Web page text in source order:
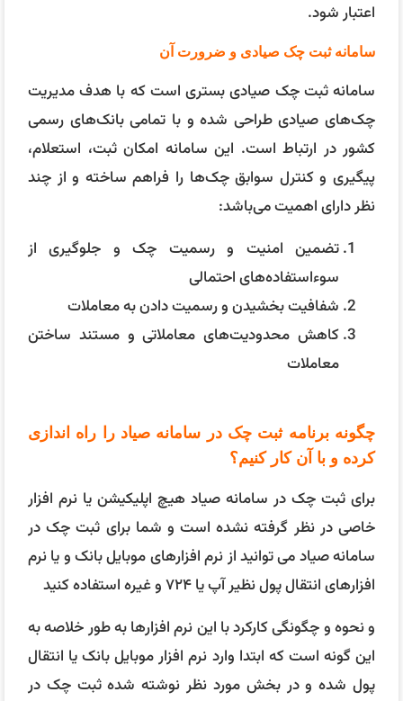
اعتبار شود.
سامانه ثبت چک صیادی و ضرورت آن
سامانه ثبت چک صیادی بستری است که با هدف مدیریت
چک‌های صیادی طراحی شده و با تمامی بانک‌های رسمی
کشور در ارتباط است. این سامانه امکان ثبت، استعلام،
پیگیری و کنترل سوابق چک‌ها را فراهم ساخته و از چند
نظر دارای اهمیت می‌باشد:
تضمین امنیت و رسمیت چک و جلوگیری از
سوءاستفاده‌های احتمالی
شفافیت بخشیدن و رسمیت دادن به معاملات
کاهش محدودیت‌های معاملاتی و مستند ساختن
معاملات
چگونه برنامه ثبت چک در سامانه صیاد را راه اندازی
کرده و با آن کار کنیم؟
برای ثبت چک در سامانه صیاد هیچ اپلیکیشن یا نرم افزار
خاصی در نظر گرفته نشده است و شما برای ثبت چک در
سامانه صیاد می توانید از نرم افزارهای موبایل بانک و یا نرم
افزارهای انتقال پول نظیر آپ یا ۷۲۴ و غیره استفاده کنید
و نحوه و چگونگی کارکرد با این نرم افزارها به طور خلاصه به
این گونه است که ابتدا وارد نرم افزار موبایل بانک یا انتقال
پول شده و در بخش مورد نظر نوشته شده ثبت چک در